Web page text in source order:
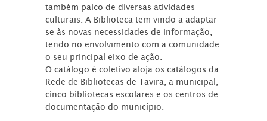
também palco de diversas atividades
culturais. A Biblioteca tem vindo a adaptar-
se às novas necessidades de informação,
tendo no envolvimento com a comunidade
o seu principal eixo de ação.
O catálogo é coletivo aloja os catálogos da
Rede de Bibliotecas de Tavira, a municipal,
cinco bibliotecas escolares e os centros de
documentação do município.